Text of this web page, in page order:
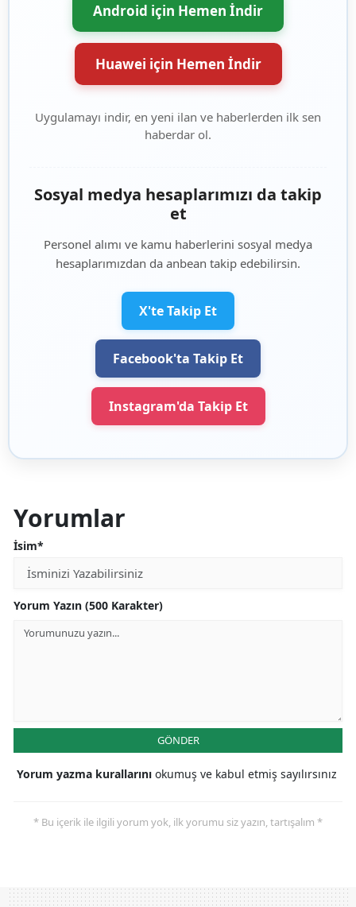
Android için Hemen İndir
Huawei için Hemen İndir
Uygulamayı indir, en yeni ilan ve haberlerden ilk sen
haberdar ol.
Sosyal medya hesaplarımızı da takip
et
Personel alımı ve kamu haberlerini sosyal medya
hesaplarımızdan da anbean takip edebilirsin.
X'te Takip Et
Facebook'ta Takip Et
Instagram'da Takip Et
Yorumlar
İsim*
Yorum Yazın (500 Karakter)
GÖNDER
Yorum yazma kurallarını okumuş ve kabul etmiş sayılırsınız
* Bu içerik ile ilgili yorum yok, ilk yorumu siz yazın, tartışalım *